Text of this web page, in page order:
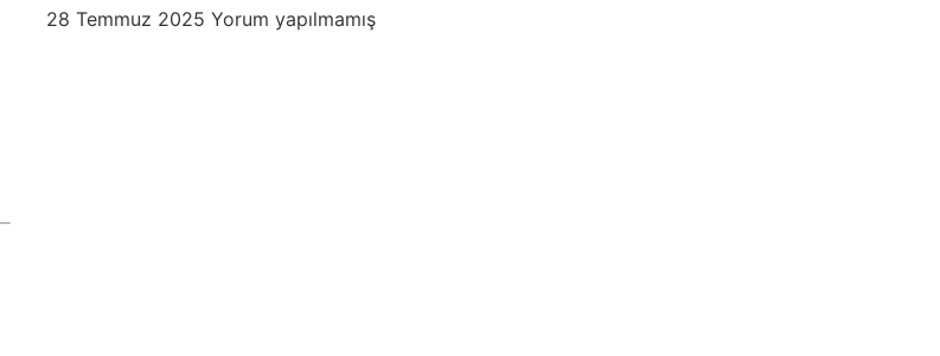
28 Temmuz 2025 Yorum yapılmamış